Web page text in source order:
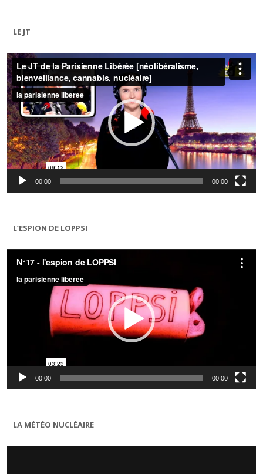
LE JT
Lecteur
vidéo
00:00 00:00
L’ESPION DE LOPPSI
Lecteur
vidéo
00:00 00:00
LA MÉTÉO NUCLÉAIRE
Lecteur